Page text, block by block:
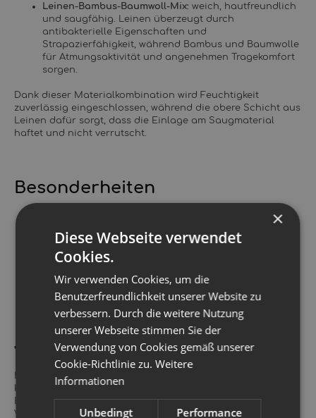
Leinen-Bambus-Baumwoll-Mix: weich, hautfreundlich
und saugfähig. Leinen überzeugt durch
antibakterielle Eigenschaften und
Strapazierfähigkeit, während Bambus und Baumwolle
für Atmungsaktivität und angenehmen Tragekomfort
sorgen.
Dank dieser Materialkombination wird Feuchtigkeit
zuverlässig eingeschlossen, während die obere Schicht aus
Leinen dafür sorgt, dass die Einlage am Saugmaterial
haftet und nicht verrutscht.
Besonderheiten
Verlängert die Nutzungsdauer von Stoffwindeln
Sanft zur Haut und zugleich strapazierfähig
Umweltfreundlich durch nachhaltige Herstellung und
längere Produktlebensdauer
Verarbeitung und Pflege
Die Reparatureinlage wird in Deutschland gefertigt – mit
kurzen Transportwegen, fairer Produktion und unter
Einbeziehung regionaler Betriebe, auch bei Etiketten und
Verarbeitung. Waschbar bis
, hygienisch und
×
Diese Webseite verwendet
Cookies.
Wir verwenden Cookies, um die
Benutzerfreundlichkeit unserer Website zu
verbessern. Durch die weitere Nutzung
unserer Webseite stimmen Sie der
Verwendung von Cookies gemäß unserer
Cookie-Richtlinie zu.Weitere
Informationen
Unbedingt
Performance